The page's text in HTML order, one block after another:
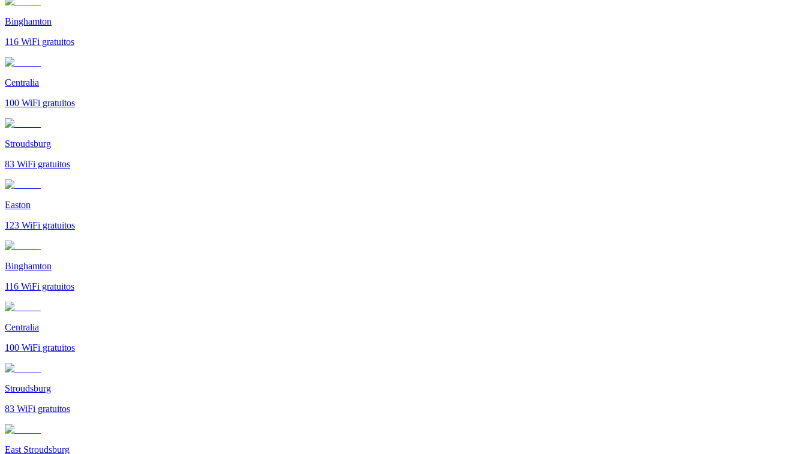
Binghamton
116 WiFi gratuitos
Centralia
100 WiFi gratuitos
Stroudsburg
83 WiFi gratuitos
Easton
123 WiFi gratuitos
Binghamton
116 WiFi gratuitos
Centralia
100 WiFi gratuitos
Stroudsburg
83 WiFi gratuitos
East Stroudsburg